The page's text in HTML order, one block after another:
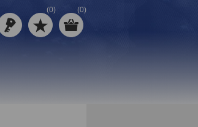
(0) (0)